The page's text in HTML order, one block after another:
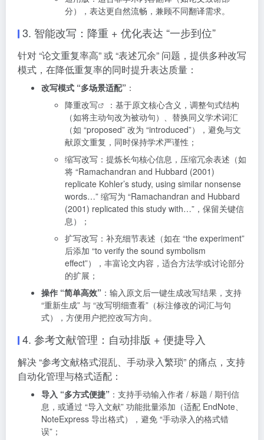
分），表达更自然流畅，兼顾不同翻译需求。
3. 智能改写：降重 + 优化表达 “一步到位”
针对 “论文重复率高” 或 “表述冗余” 问题，提供多种改写
模式，在降低重复率的同时提升表达质量：
改写模式 “多场景适配” ：
降重改写
：基于原文核心含义，调整句式结构
（如将主动句改为被动句）、替换同义学术词汇
（如 “proposed” 改为 “introduced”），避免与文
献原文重复，同时保持学术严谨性；
缩写改写：提炼长句核心信息，压缩冗余表述（如
将 “Ramachandran and Hubbard (2001)
replicate Kohler’s study, using similar nonsense
words…” 缩写为 “Ramachandran and Hubbard
(2001) replicated this study with…”，保留关键信
息）；
扩写改写：补充细节表述（如在 “the experiment”
后添加 “to verify the sound symbolism
effect”），丰富论文内容，适合方法学或讨论部分
的扩展；
操作 “简单高效” ：输入原文后一键生成改写结果，支持
“重新生成” 与 “改写明细查看”（标注修改的词汇与句
式），方便用户把控改写方向。
4. 参考文献管理：自动排版 + 便捷导入
解决 “参考文献格式混乱、手动录入繁琐” 的痛点，支持
自动化管理与格式适配：
导入 “多方式便捷” ：支持手动输入作者 / 标题 / 期刊信
息，或通过 “导入文献” 功能批量添加（适配 EndNote、
NoteExpress 导出格式），避免 “手动录入的格式错
误”；